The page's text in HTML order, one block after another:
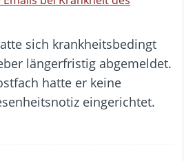
sich krankheitsbedingt
längerfristig abgemeldet.
hatte er keine
eingerichtet.